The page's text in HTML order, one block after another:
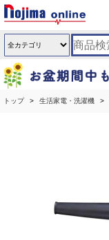
トップ 生活家電・洗濯機